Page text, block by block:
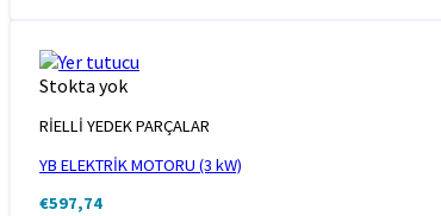
Stokta yok
RİELLİ YEDEK PARÇALAR
YB ELEKTRİK MOTORU (3 kW)
€597,74